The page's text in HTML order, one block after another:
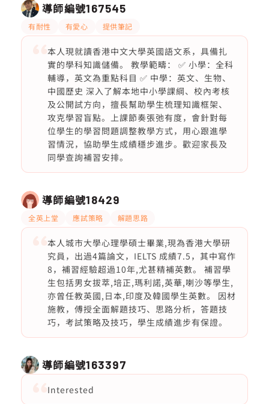
導師編號167545
有耐性 有愛心 提供筆記
本人現就讀香港中文大學英國語文系，具備扎
實的學科知識儲備。 教學範疇： ✅ 小學：全科
輔導，英文為重點科目 ✅ 中學：英文、生物、
中國歷史 深入了解本地中小學課綱、校內考核
及公開試方向，擅長幫助學生梳理知識框架、
攻克學習盲點。上課節奏張弛有度，會針對每
位學生的學習問題調整教學方式，用心跟進學
習情況，協助學生成績穩步進步。歡迎家長及
同學查詢補習安排。
導師編號18429
全英上堂 應試策略 解題思路
本人城市大學心理學碩士畢業,現為香港大學研
究員，出過4篇論文，IELTS 成績7.5，其中寫作
8，補習經驗超過10年,尤甚精補英數。 補習學
生包括男女拔萃,培正,瑪利諾,英華,喇沙等學生,
亦曾任教英國,日本,印度及韓國學生英數。 因材
施教，傅授全面解題技巧、思路分析，答題技
巧，考試策略及技巧，學生成績進步有保證。
導師編號163397
Interested